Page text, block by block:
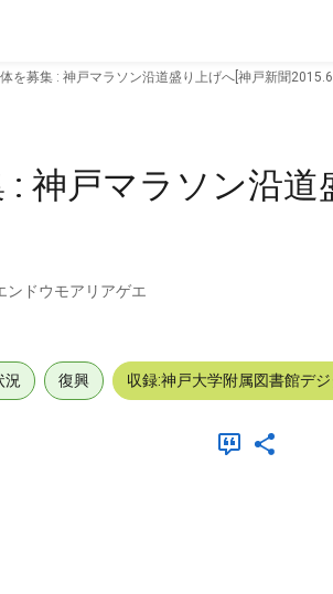
を募集 : 神戸マラソン沿道盛り上げへ[神戸新聞
神戸マラソン沿道
ンドウモアリアゲエ
況 復興 収録:神戸大学附属図書館デ